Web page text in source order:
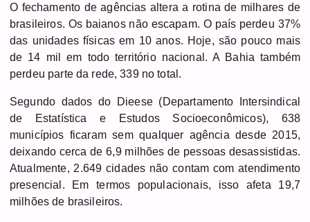
O fechamento de agências altera a rotina de milhares de
brasileiros. Os baianos não escapam. O país perdeu 37%
das unidades físicas em 10 anos. Hoje, são pouco mais
de 14 mil em todo território nacional. A Bahia também
perdeu parte da rede, 339 no total.
Segundo dados do Dieese (Departamento Intersindical
de Estatística e Estudos Socioeconômicos), 638
municípios ficaram sem qualquer agência desde 2015,
deixando cerca de 6,9 milhões de pessoas desassistidas.
Atualmente, 2.649 cidades não contam com atendimento
presencial. Em termos populacionais, isso afeta 19,7
milhões de brasileiros.